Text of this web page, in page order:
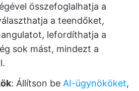
összefoglalhatja a
a teendőket,
lefordíthatja a
sok mást, mindezt a
: Állítson be AI-ügynököket,